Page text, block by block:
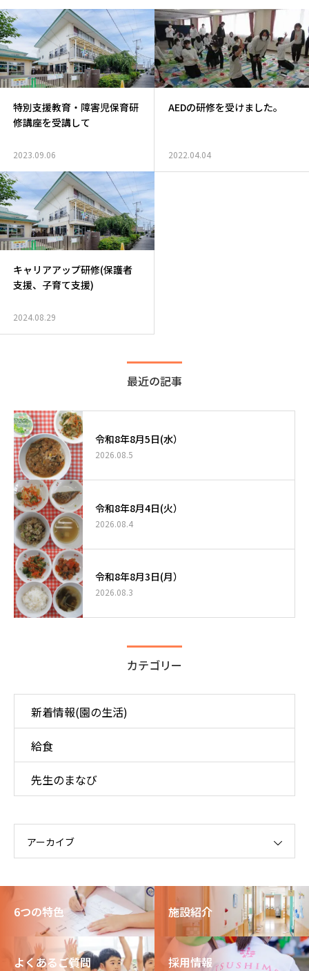
特別支援教育・障害児保育研
修講座を受講して
2023.09.06
AEDの研修を受けました。
2022.04.04
キャリアアップ研修(保護者
支援、子育て支援)
2024.08.29
最近の記事
令和8年8月5日(水）
2026.08.5
令和8年8月4日(火）
2026.08.4
令和8年8月3日(月）
2026.08.3
カテゴリー
新着情報(園の生活)
給食
先生のまなび
アーカイブ
6つの特色 施設紹介
よくあるご質問 採用情報